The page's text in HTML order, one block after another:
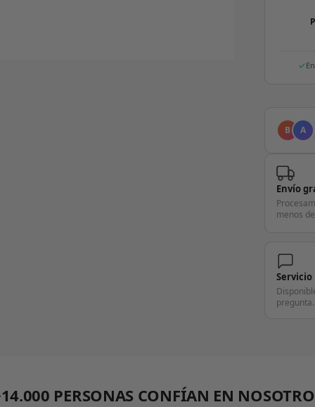
B A
Envío
menos
Servicio
pregunta.
PERSONAS CONFÍAN EN